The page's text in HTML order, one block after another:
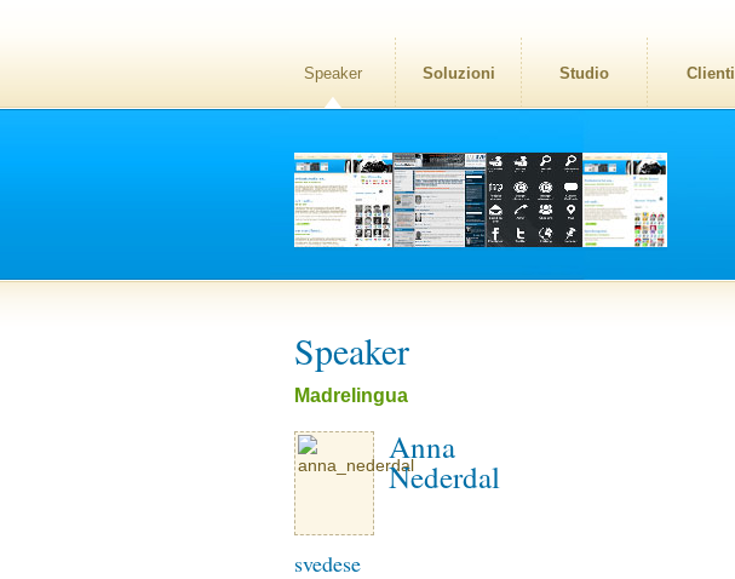
Speaker Soluzioni Studio Clienti
Speaker
Madrelingua
Anna
Nederdal
svedese